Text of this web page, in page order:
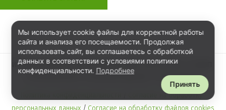
Мы использует cookie файлы для корректной работы
сайта и анализа его посещаемости. Продолжая
использовать сайт, вы соглашаетесь с обработкой
данных в соответствии с условиями политики
конфиденциальности. Подробнее
Принять